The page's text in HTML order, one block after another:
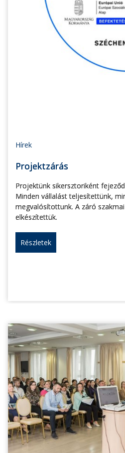
Hírek
Projektzárás
Projektünk sikersztoriként
Minden vállalást teljesítettünk,
megvalósítottunk. A záró
elkészítettük.
Részletek